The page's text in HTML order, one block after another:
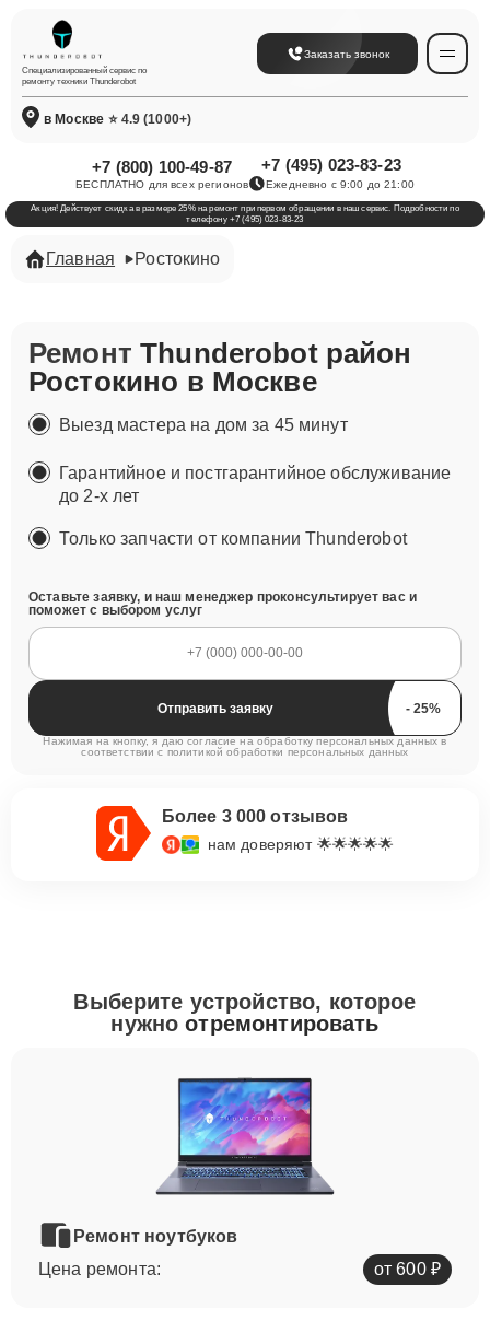
Специализированный сервис по
ремонту техники Thunderobot
Заказать звонок
в Москве ⭐ 4.9 (1000+)
+7 (800) 100-49-87
БЕСПЛАТНО для всех регионов
+7 (495) 023-83-23
Ежедневно с 9:00 до 21:00
Акция! Действует скидка в размере 25% на ремонт при первом обращении в наш сервис. Подробности по
телефону +7 (495) 023-83-23
Главная Ростокино
РемонтThunderobot район
Ростокино в Москве
Выезд мастера на дом за 45 минут
Гарантийное и постгарантийное обслуживание
до 2-х лет
Только запчасти от компании Thunderobot
Оставьте заявку, и наш менеджер проконсультирует вас и
поможет с выбором услуг
Отправить заявку
Нажимая на кнопку, я даю согласие на обработку персональных данных в
соответствии с политикой обработки персональных данных
Более 3 000 отзывов
нам доверяют 🌟🌟🌟🌟🌟
Выберите устройство, которое
нужноотремонтировать
Ремонт ноутбуков
Цена ремонта:
от 600 ₽